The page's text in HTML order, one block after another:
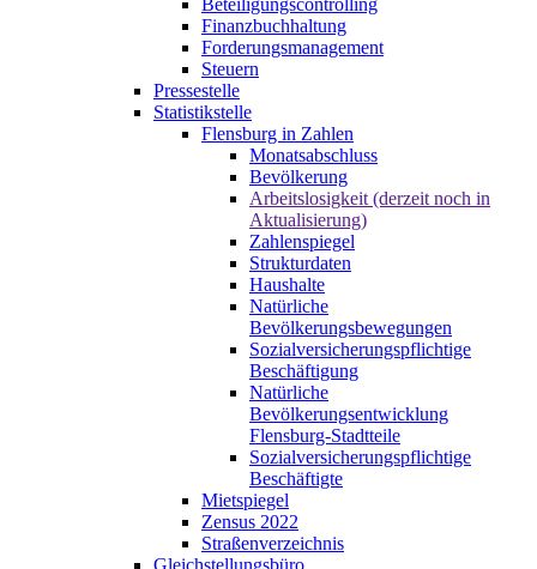
Beteiligungscontrolling
Finanzbuchhaltung
Forderungsmanagement
Steuern
Pressestelle
Statistikstelle
Flensburg in Zahlen
Monatsabschluss
Bevölkerung
Arbeitslosigkeit (derzeit noch in
Aktualisierung)
Zahlenspiegel
Strukturdaten
Haushalte
Natürliche
Bevölkerungsbewegungen
Sozialversicherungspflichtige
Beschäftigung
Natürliche
Bevölkerungsentwicklung
Flensburg-Stadtteile
Sozialversicherungspflichtige
Beschäftigte
Mietspiegel
Zensus 2022
Straßenverzeichnis
Gleichstellungsbüro